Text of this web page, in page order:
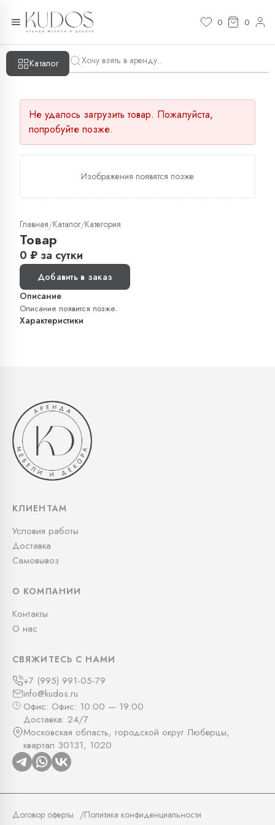
0 0
Каталог
Не удалось загрузить товар. Пожалуйста,
попробуйте позже.
Изображения появятся позже
Главная/Каталог/Категория
Товар
0 ₽ за сутки
Добавить в заказ
Описание
Описание появится позже.
Характеристики
КЛИЕНТАМ
Условия работы
Доставка
Самовывоз
О КОМПАНИИ
Контакты
О нас
СВЯЖИТЕСЬ С НАМИ
+7 (995) 991-05-79
info@kudos.ru
Офис: Офис: 10:00 — 19:00
Доставка: 24/7
Московская область, городской округ Люберцы,
квартал 30131, 1020
Договор оферты Политика конфиденциальности